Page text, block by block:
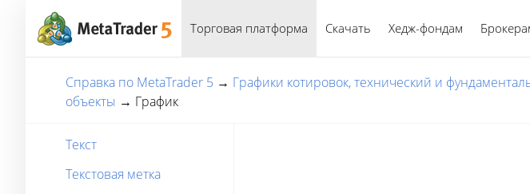
Торговая платформа Скачать Хедж-фондам
Справка по MetaTrader 5 → Графики котировок, технический и
объекты → График
Текст
Текстовая метка